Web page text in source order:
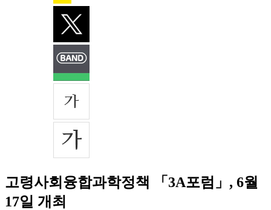
고령사회융합과학정책 「3A포럼」, 6월
17일 개최